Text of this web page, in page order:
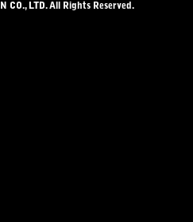
LTD. All Rights Reserved.